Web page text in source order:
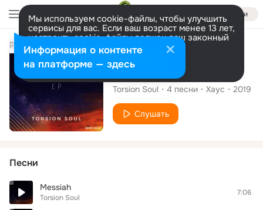
Войти
Мы используем cookie-файлы, чтобы улучшить
сервисы для вас. Если ваш возраст менее 13 лет,
настроить cookie-файлы должен ваш законный
представитель. Больше информации
Разрешить все Настроить
Альбом
Messiah
Torsion Soul 4 песни Хаус 2019
Слушать
Песни
Messiah
Torsion Soul
7:06
Информация о контенте
на платформе — здесь